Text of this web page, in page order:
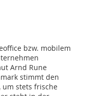
bzw. mobilem
Arnd Rune
stimmt den
um stets frische